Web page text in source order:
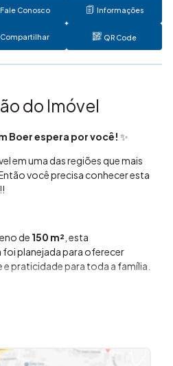
Fale Conosco Informações
Compartilhar QR Code
do Imóvel
Boer espera por você! ✨
em uma das regiões que mais
você precisa conhecer esta
de 150 m² , esta
planejada para oferecer
praticidade para toda a família.
churrasqueira e lavabo,